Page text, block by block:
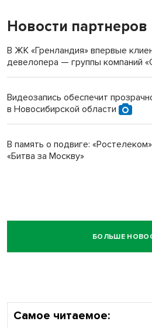
Новости партнеров
В ЖК «Гренландия» впервые
девелопера — группы компаний
Видеозапись обеспечит
в Новосибирской области
В память о подвиге:
«Битва за Москву»
БОЛЬШЕ
Самое читаемое: